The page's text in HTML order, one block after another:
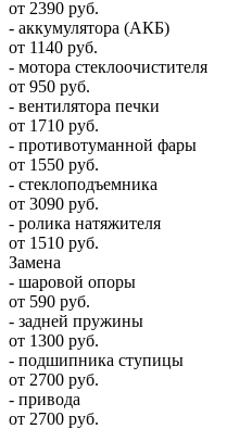
от 2390 руб.
- аккумулятора (АКБ)
от 1140 руб.
- мотора стеклоочистителя
от 950 руб.
- вентилятора печки
от 1710 руб.
- противотуманной фары
от 1550 руб.
- стеклоподъемника
от 3090 руб.
- ролика натяжителя
от 1510 руб.
Замена
- шаровой опоры
от 590 руб.
- задней пружины
от 1300 руб.
- подшипника ступицы
от 2700 руб.
- привода
от 2700 руб.